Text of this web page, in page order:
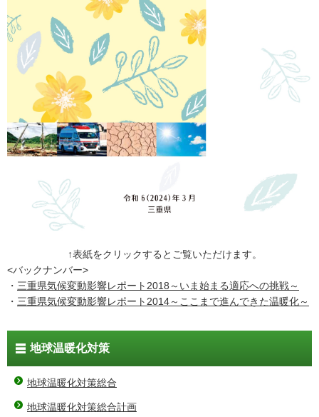
↑表紙をクリックするとご覧いただけます。
<バックナンバー>
・ 三重県気候変動影響レポート2018～いま始まる適応への挑戦～
・ 三重県気候変動影響レポート2014～ここまで進んできた温暖化～
地球温暖化対策
地球温暖化対策総合
地球温暖化対策総合計画